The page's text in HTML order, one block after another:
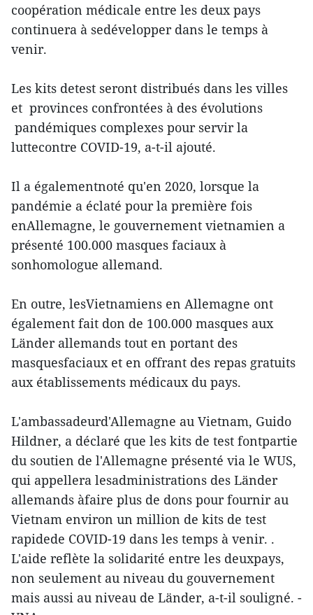
coopération médicale entre les deux pays
continuera à sedévelopper dans le temps à
venir.
Les kits detest seront distribués dans les villes
et provinces confrontées à des évolutions
pandémiques complexes pour servir la
luttecontre COVID-19, a-t-il ajouté.
Il a égalementnoté qu'en 2020, lorsque la
pandémie a éclaté pour la première fois
enAllemagne, le gouvernement vietnamien a
présenté 100.000 masques faciaux à
sonhomologue allemand.
En outre, lesVietnamiens en Allemagne ont
également fait don de 100.000 masques aux
Länder allemands tout en portant des
masquesfaciaux et en offrant des repas gratuits
aux établissements médicaux du pays.
L'ambassadeurd'Allemagne au Vietnam, Guido
Hildner, a déclaré que les kits de test fontpartie
du soutien de l'Allemagne présenté via le WUS,
qui appellera lesadministrations des Länder
allemands àfaire plus de dons pour fournir au
Vietnam environ un million de kits de test
rapidede COVID-19 dans les temps à venir. .
L'aide reflète la solidarité entre les deuxpays,
non seulement au niveau du gouvernement
mais aussi au niveau de Länder, a-t-il souligné. -